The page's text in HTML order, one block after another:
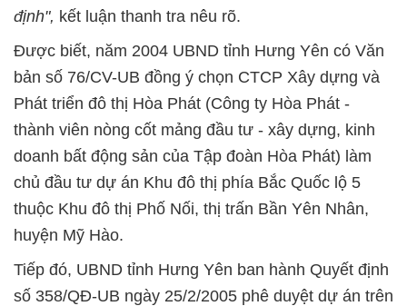
định", kết luận thanh tra nêu rõ.
Được biết, năm 2004 UBND tỉnh Hưng Yên có Văn
bản số 76/CV-UB đồng ý chọn CTCP Xây dựng và
Phát triển đô thị Hòa Phát (Công ty Hòa Phát -
thành viên nòng cốt mảng đầu tư - xây dựng, kinh
doanh bất động sản của Tập đoàn Hòa Phát) làm
chủ đầu tư dự án Khu đô thị phía Bắc Quốc lộ 5
thuộc Khu đô thị Phố Nối, thị trấn Bần Yên Nhân,
huyện Mỹ Hào.
Tiếp đó, UBND tỉnh Hưng Yên ban hành Quyết định
số 358/QĐ-UB ngày 25/2/2005 phê duyệt dự án trên